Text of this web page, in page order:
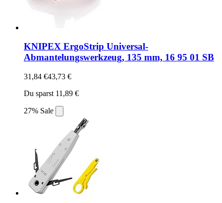
KNIPEX ErgoStrip Universal-
Abmantelungswerkzeug, 135 mm, 16 95 01 SB
31,84 €43,73 €
Du sparst 11,89 €
27% Sale